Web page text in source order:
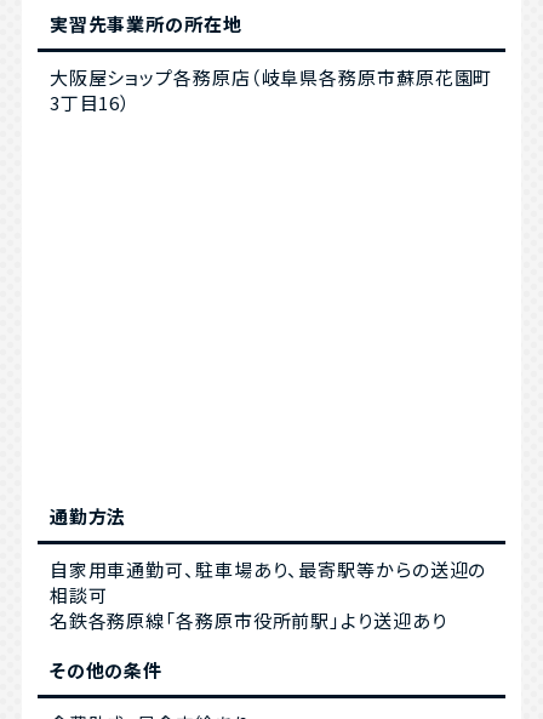
実習先事業所の所在地
大阪屋ショップ各務原店（岐阜県各務原市蘇原花園町
3丁目16）
通勤方法
自家用車通勤可、駐車場あり、最寄駅等からの送迎の
相談可
名鉄各務原線「各務原市役所前駅」より送迎あり
その他の条件